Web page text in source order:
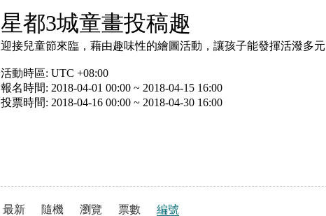
星都3城童畫投稿趣
迎接兒童節來臨，藉由趣味性的繪圖活動，讓孩子能發揮活潑多
活動時區: UTC +08:00
報名時間: 2018-04-01 00:00 ~ 2018-04-15 16:00
投票時間: 2018-04-16 00:00 ~ 2018-04-30 16:00
最新 隨機 瀏覽 票數 編號